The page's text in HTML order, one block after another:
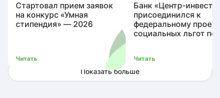
Стартовал прием заявок
на конкурс «Умная
стипендия» ― 2026
Читать
Банк «Центр-инвест»
присоединился к
федеральному
социальных льгот по
Читать
Показать больше